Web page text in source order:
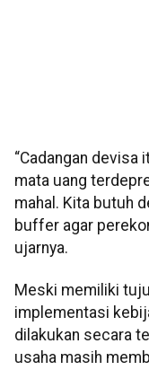
“Cadangan devisa
mata uang
mahal. Kita butuh
buffer agar
ujarnya.
Meski memiliki
implementasi
dilakukan secara
usaha masih